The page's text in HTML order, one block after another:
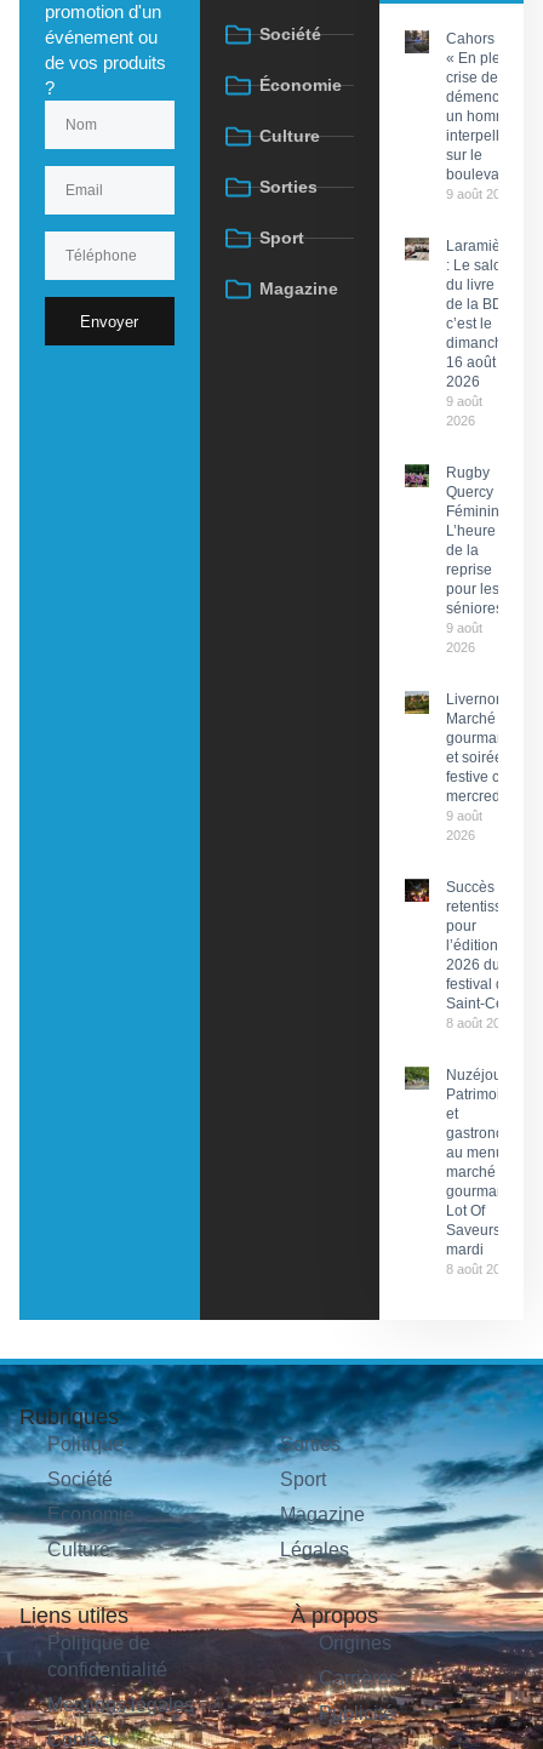
promotion d'un
événement ou
de vos produits
?
Envoyer
Société
Économie
Culture
Sorties
Sport
Magazine
Cahors :
« En pleine
crise de
démence »,
un homme
interpellé
sur le
boulevard
9 août 2026
Laramière
: Le salon
du livre et
de la BD,
c’est le
dimanche
16 août
2026
9 août
2026
Rugby
Quercy
Féminin :
L’heure
de la
reprise
pour les
séniores
9 août
2026
Livernon :
Marché
gourmand
et soirée
festive ce
mercredi
9 août
2026
Succès
retentissant
pour
l’édition
2026 du
festival de
Saint-Céré
8 août 2026
Nuzéjouls :
Patrimoine
et
gastronomie
au menu du
marché
gourmand
Lot Of
Saveurs ce
mardi
8 août 2026
Rubriques
Politique
Société
Économie
Culture
Sorties
Sport
Magazine
Légales
Liens utiles
Politique de
confidentialité
Mentions légales
Contact
À propos
Origines
Carrières
Publicité